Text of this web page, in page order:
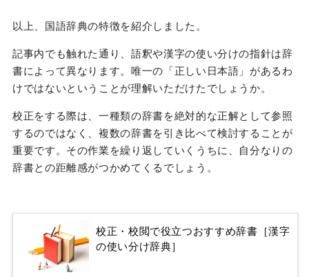
以上、国語辞典の特徴を紹介しました。
記事内でも触れた通り、語釈や漢字の使い分けの指針は辞
書によって異なります。唯一の「正しい日本語」があるわ
けではないということが理解いただけたでしょうか。
校正をする際は、一種類の辞書を絶対的な正解として参照
するのではなく、複数の辞書を引き比べて検討することが
重要です。その作業を繰り返していくうちに、自分なりの
辞書との距離感がつかめてくるでしょう。
校正・校閲で役立つおすすめ辞書［漢字
の使い分け辞典］